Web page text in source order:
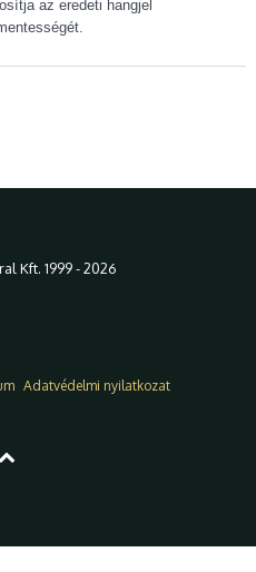
az eredeti hangjel
Kft. 1999 - 2026
Adatvédelmi nyilatkozat